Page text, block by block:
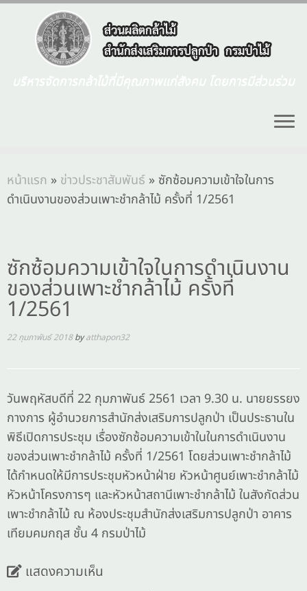
หน้าแรก » ข่าวประชาสัมพันธ์ »ซักซ้อมความเข้าใจในการ
ดำเนินงานของส่วนเพาะชำกล้าไม้ ครั้งที่ 1/2561
ซักซ้อมความเข้าใจในการดำเนินงาน
ของส่วนเพาะชำกล้าไม้ ครั้งที่
1/2561
22 กุมภาพันธ์ 2018 byatthapon32
วันพฤหัสบดีที่ 22 กุมภาพันธ์ 2561 เวลา 9.30 น. นายยรรยง
กางการ ผู้อำนวยการสำนักส่งเสริมการปลูกป่า เป็นประธานใน
พิธีเปิดการประชุม เรื่องซักซ้อมความเข้าในในการดำเนินงาน
ของส่วนเพาะชำกล้าไม้ ครั้งที่ 1/2561 โดยส่วนเพาะชำกล้าไม้
ได้กำหนดให้มีการประชุมหัวหน้าฝ่าย หัวหน้าศูนย์เพาะชำกล้าไม้
หัวหน้าโครงการๆ และหัวหน้าสถานีเพาะชำกล้าไม้ ในสังกัดส่วน
เพาะชำกล้าไม้ ณ ห้องประชุมสำนักส่งเสริมการปลูกป่า อาคาร
เทียมคมกฤส ชั้น 4 กรมป่าไม้
แสดงความเห็น